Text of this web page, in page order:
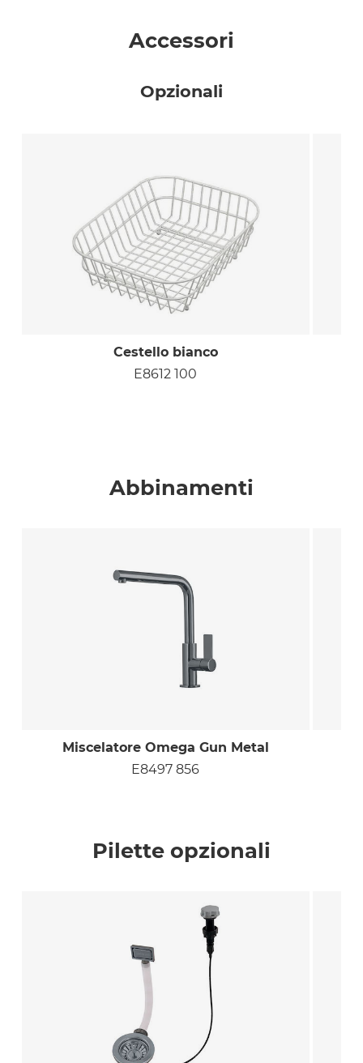
Accessori
Opzionali
Cestello bianco
E8612 100
Abbinamenti
Miscelatore Omega Gun Metal
E8497 856
Pilette opzionali